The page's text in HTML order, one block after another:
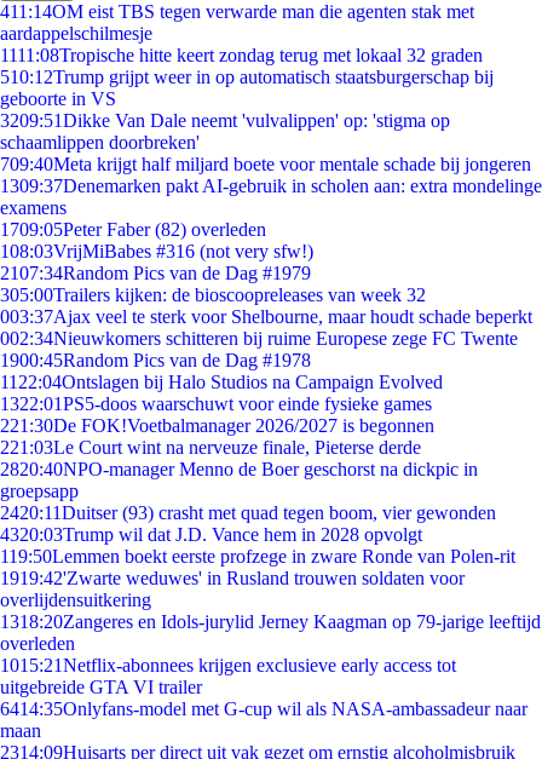
411:14OM eist TBS tegen verwarde man die agenten stak met
aardappelschilmesje
1111:08Tropische hitte keert zondag terug met lokaal 32 graden
510:12Trump grijpt weer in op automatisch staatsburgerschap bij
geboorte in VS
3209:51Dikke Van Dale neemt 'vulvalippen' op: 'stigma op
schaamlippen doorbreken'
709:40Meta krijgt half miljard boete voor mentale schade bij jongeren
1309:37Denemarken pakt AI-gebruik in scholen aan: extra mondelinge
examens
1709:05Peter Faber (82) overleden
108:03VrijMiBabes #316 (not very sfw!)
2107:34Random Pics van de Dag #1979
305:00Trailers kijken: de bioscoopreleases van week 32
003:37Ajax veel te sterk voor Shelbourne, maar houdt schade beperkt
002:34Nieuwkomers schitteren bij ruime Europese zege FC Twente
1900:45Random Pics van de Dag #1978
11 22:04Ontslagen bij Halo Studios na Campaign Evolved
1322:01PS5-doos waarschuwt voor einde fysieke games
221:30De FOK!Voetbalmanager 2026/2027 is begonnen
221:03Le Court wint na nerveuze finale, Pieterse derde
2820:40NPO-manager Menno de Boer geschorst na dickpic in
groepsapp
2420:11Duitser (93) crasht met quad tegen boom, vier gewonden
4320:03Trump wil dat J.D. Vance hem in 2028 opvolgt
119:50Lemmen boekt eerste profzege in zware Ronde van Polen-rit
1919:42'Zwarte weduwes' in Rusland trouwen soldaten voor
overlijdensuitkering
1318:20Zangeres en Idols-jurylid Jerney Kaagman op 79-jarige leeftijd
overleden
1015:21Netflix-abonnees krijgen exclusieve early access tot
uitgebreide GTA VI trailer
6414:35Onlyfans-model met G-cup wil als NASA-ambassadeur naar
maan
2314:09Huisarts per direct uit vak gezet om ernstig alcoholmisbruik